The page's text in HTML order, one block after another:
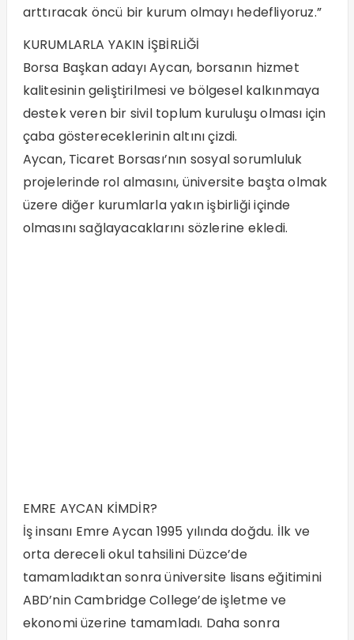
arttıracak öncü bir kurum olmayı hedefliyoruz.”
KURUMLARLA YAKIN İŞBİRLİĞİ
Borsa Başkan adayı Aycan, borsanın hizmet
kalitesinin geliştirilmesi ve bölgesel kalkınmaya
destek veren bir sivil toplum kuruluşu olması için
çaba göstereceklerinin altını çizdi.
Aycan, Ticaret Borsası’nın sosyal sorumluluk
projelerinde rol almasını, üniversite başta olmak
üzere diğer kurumlarla yakın işbirliği içinde
olmasını sağlayacaklarını sözlerine ekledi.
EMRE AYCAN KİMDİR?
İş insanı Emre Aycan 1995 yılında doğdu. İlk ve
orta dereceli okul tahsilini Düzce’de
tamamladıktan sonra üniversite lisans eğitimini
ABD’nin Cambridge College’de işletme ve
ekonomi üzerine tamamladı. Daha sonra